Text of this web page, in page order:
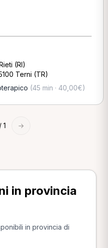
(RI)
Terni (TR)
(45 min · 40,00€)
/ 1 →
in provincia
in provincia di